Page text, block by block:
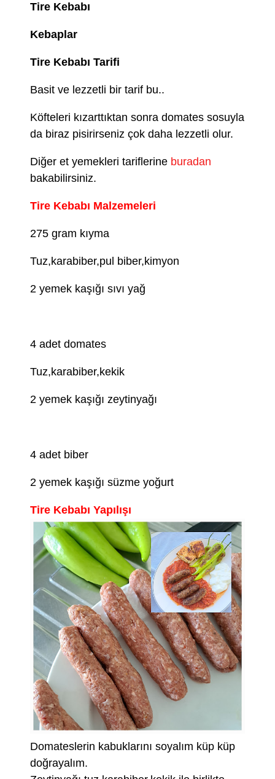
Tire Kebabı
Kebaplar
Tire Kebabı Tarifi
Basit ve lezzetli bir tarif bu..
Köfteleri kızarttıktan sonra domates sosuyla
da biraz pisirirseniz çok daha lezzetli olur.
Diğer et yemekleri tariflerine buradan
bakabilirsiniz.
Tire Kebabı Malzemeleri
275 gram kıyma
Tuz,karabiber,pul biber,kimyon
2 yemek kaşığı sıvı yağ
4 adet domates
Tuz,karabiber,kekik
2 yemek kaşığı zeytinyağı
4 adet biber
2 yemek kaşığı süzme yoğurt
Tire Kebabı Yapılışı
Domateslerin kabuklarını soyalım küp küp
doğrayalım.